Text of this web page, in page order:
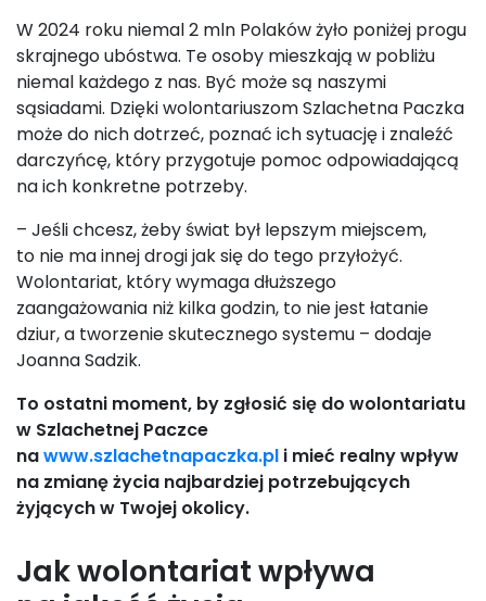
W 2024 roku niemal 2 mln Polaków żyło poniżej progu
skrajnego ubóstwa. Te osoby mieszkają w pobliżu
niemal każdego z nas. Być może są naszymi
sąsiadami. Dzięki wolontariuszom Szlachetna Paczka
może do nich dotrzeć, poznać ich sytuację i znaleźć
darczyńcę, który przygotuje pomoc odpowiadającą
na ich konkretne potrzeby.
– Jeśli chcesz, żeby świat był lepszym miejscem,
to nie ma innej drogi jak się do tego przyłożyć.
Wolontariat, który wymaga dłuższego
zaangażowania niż kilka godzin, to nie jest łatanie
dziur, a tworzenie skutecznego systemu – dodaje
Joanna Sadzik.
To ostatni moment, by zgłosić się do wolontariatu
w Szlachetnej Paczce
nawww.szlachetnapaczka.pl i mieć realny wpływ
na zmianę życia najbardziej potrzebujących
żyjących w Twojej okolicy.
Jak wolontariat wpływa